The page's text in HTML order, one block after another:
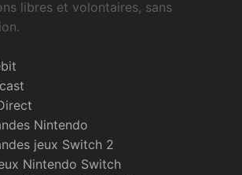
libres et volontaires, sans
Nintendo
jeux Switch 2
Nintendo Switch